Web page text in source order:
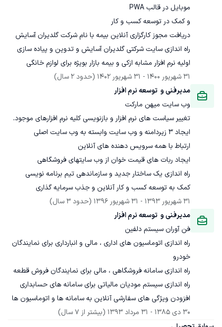
راه اندازی سایت شرکتی گلدیران آسایش و تدوین و پیاده سازی
اولیه نرم افزار مشابه ازکی و بیمه بازار بویژه برای لوازم خانگی
31 شهریور 1400
- 31 شهریور 1402
(حدود 2 سال)
مدیرفنی و  توسعه نرم افزار
وب سایت میهن مارکت
کمک به توسعه کسب و کار آنلاین و جذب سرمایه گذاری
31 شهریور 1393
- 31 شهریور 1396
(حدود 3 سال)
مدیرفنی و  توسعه نرم افزار
فن آوران سیستم دلفین
راه اندازی اتوماسیون های اداری ، مالی و انبارداری برای نمایندگان
افزودن ویژگی های سفارشی آنلاین به سامانه ها و اتوماسیون ها
30 دی 1385
- 31 مرداد 1393
(بیشتر از 7 سال)